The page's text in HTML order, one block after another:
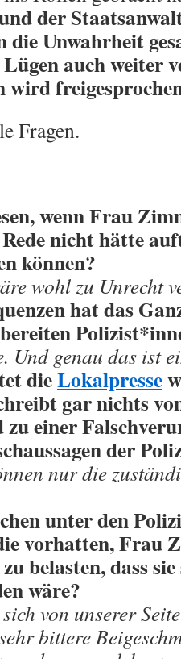
der
Unwahrheit
auch weiter
Fragen.
wenn Frau
nicht hätte
können?
wohl zu Unrecht
hat das
Und genau das ist
dieLokalpresse
gar nichts
zu einer
der
nur die
unter den
vorhatten, Frau
belasten, dass
wäre?
von unserer
bittere